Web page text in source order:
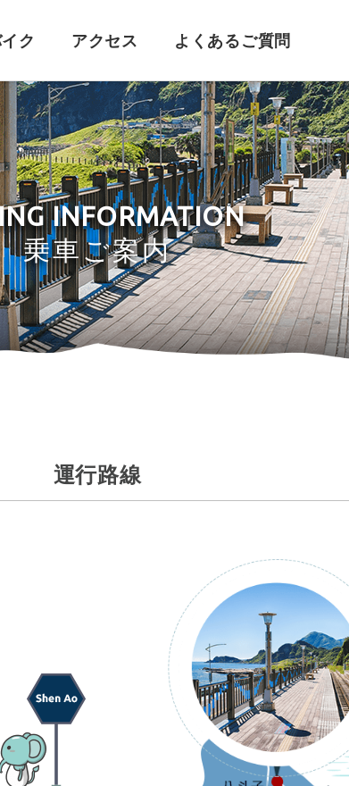
入に関するご注意 キャンセルに関するご注意
ク アクセス よくあるご質問
する問題 乗る時に関する問題
INFORMATION
乗車ご案内
運行路線